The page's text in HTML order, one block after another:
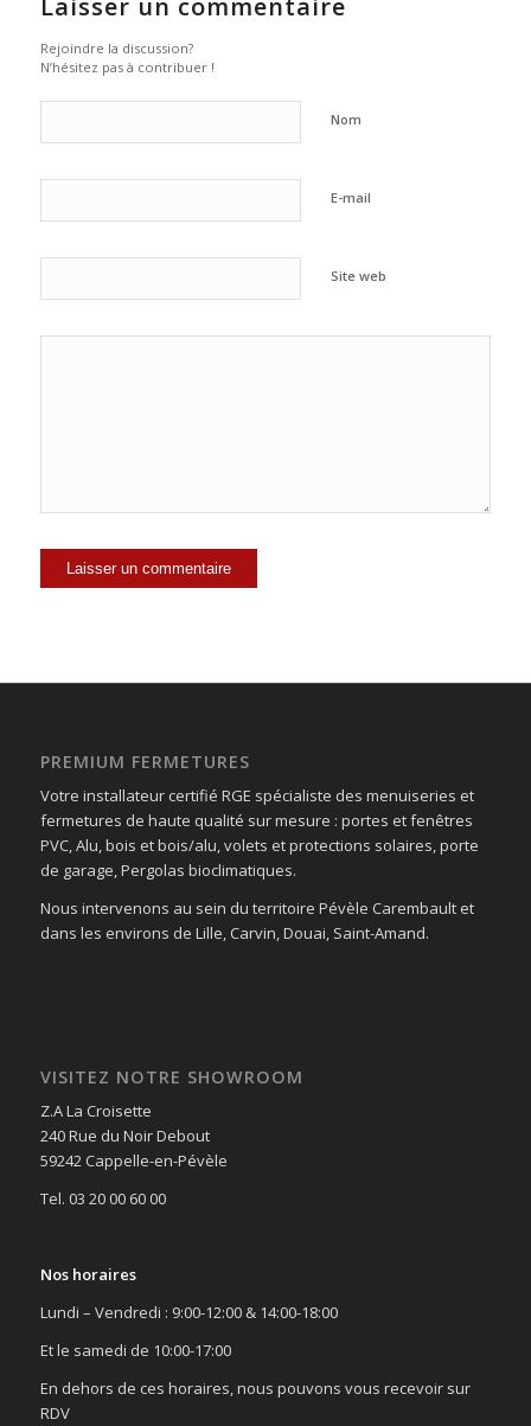
Laisser un commentaire
Rejoindre la discussion?
N’hésitez pas à contribuer !
Nom
E-mail
Site web
PREMIUM FERMETURES
Votre installateur certifié RGE spécialiste des menuiseries et
fermetures de haute qualité sur mesure : portes et fenêtres
PVC, Alu, bois et bois/alu, volets et protections solaires, porte
de garage, Pergolas bioclimatiques.
Nous intervenons au sein du territoire Pévèle Carembault et
dans les environs de Lille, Carvin, Douai, Saint-Amand.
VISITEZ NOTRE SHOWROOM
Z.A La Croisette
240 Rue du Noir Debout
59242 Cappelle-en-Pévèle
Tel. 03 20 00 60 00
Nos horaires
Lundi – Vendredi : 9:00-12:00 & 14:00-18:00
Et le samedi de 10:00-17:00
En dehors de ces horaires, nous pouvons vous recevoir sur
RDV